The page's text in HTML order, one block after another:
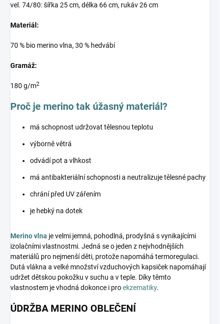
vel. 74/80: šířka 25 cm, délka 66 cm, rukáv 26 cm
Materiál:
70 % bio merino vlna, 30 % hedvábí
Gramáž:
180 g/m2
Proč je merino tak úžasný materiál?
má schopnost udržovat tělesnou teplotu
výborně větrá
odvádí pot a vlhkost
má antibakteriální schopnosti a neutralizuje tělesné pachy
chrání před UV zářením
je hebký na dotek
Merino vlna je velmi jemná, pohodlná, prodyšná s vynikajícími
izolačními vlastnostmi. Jedná se o jeden z nejvhodnějších
materiálů pro nejmenší děti, protože napomáhá termoregulaci.
Dutá vlákna a velké množství vzduchových kapsiček napomáhají
udržet dětskou pokožku v suchu a v teple. Díky těmto
vlastnostem je vhodná dokonce i proekzematiky.
ÚDRŽBA MERINO OBLEČENÍ